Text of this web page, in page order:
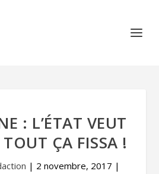
: L’ÉTAT VEUT
ÇA FISSA !
| 2 novembre, 2017 |